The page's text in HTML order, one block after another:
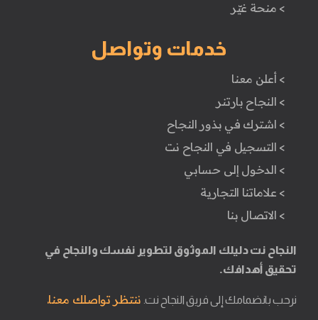
> منحة غيّر
خدمات وتواصل
> أعلن معنا
> النجاح بارتنر
> اشترك في بذور النجاح
> التسجيل في النجاح نت
> الدخول إلى حسابي
> علاماتنا التجارية
> الاتصال بنا
النجاح نت دليلك الموثوق لتطوير نفسك والنجاح في
تحقيق أهدافك.
نرحب بانضمامك إلى فريق النجاح نت. ننتظر تواصلك معنا.